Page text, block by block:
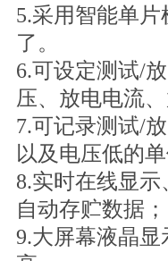
5.采用智能单
了。
6.可设定测试/
压、放电电流
7.可记录测试/
以及电压低的
8.实时在线显
自动存贮数据；
9.大屏幕液晶